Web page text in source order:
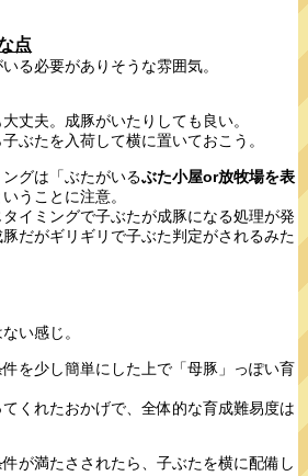
点
る必要がありそうな雰囲気。
丈夫。成豚がいたりしても良い。
ぶたを入荷して横に置いておこう。
グは「ぶたがいるぶた小屋or放牧場を表
うことに注意。
イミングで子ぶたが成豚になる処理が発
だがギリギリで子ぶた判定がされるみた
い感じ。
を少し簡単にした上で「母豚」っぽい育
くれたおかげで、全体的な育成難易度は
が満たさされたら、子ぶたを横に配備し